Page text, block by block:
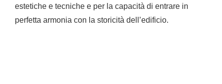
estetiche e tecniche e per la capacità di entrare in
perfetta armonia con la storicità dell’edificio.